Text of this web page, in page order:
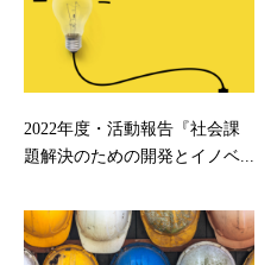
2022年度・活動報告『社会課
題解決のための開発とイノベ...